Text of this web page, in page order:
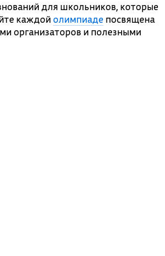
для школьников, которые
каждой олимпиаде посвящена
организаторов и полезными